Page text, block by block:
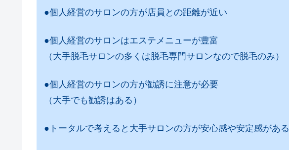
●個人経営のサロンの方が店員との距離が近い
●個人経営のサロンはエステメニューが豊富
（大手脱毛サロンの多くは脱毛専門サロンなので脱毛のみ）
●個人経営のサロンの方が勧誘に注意が必要
（大手でも勧誘はある）
●トータルで考えると大手サロンの方が安心感や安定感がある